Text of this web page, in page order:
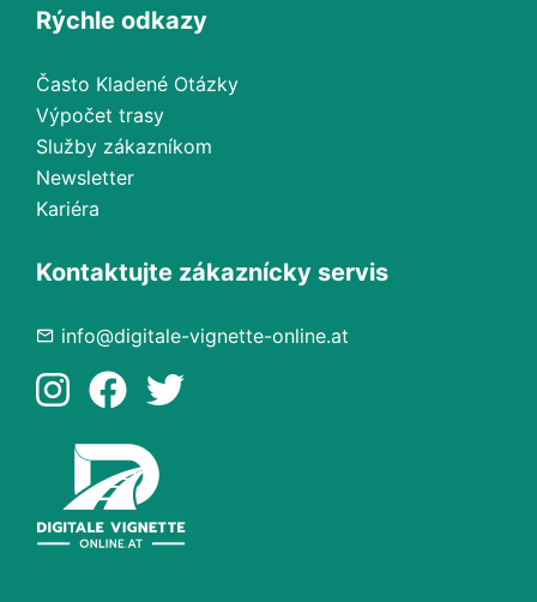
Rýchle odkazy
Často Kladené Otázky
Výpočet trasy
Služby zákazníkom
Newsletter
Kariéra
Kontaktujte zákaznícky servis
info@digitale-vignette-online.at